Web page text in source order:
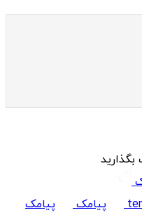
بگذارید
پیامک پیامک